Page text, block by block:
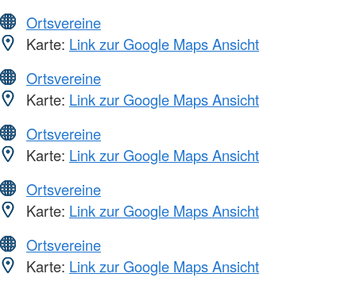
Ortsvereine
Karte: Link zur Google Maps Ansicht
Ortsvereine
Karte: Link zur Google Maps Ansicht
Ortsvereine
Karte: Link zur Google Maps Ansicht
Ortsvereine
Karte: Link zur Google Maps Ansicht
Ortsvereine
Karte: Link zur Google Maps Ansicht